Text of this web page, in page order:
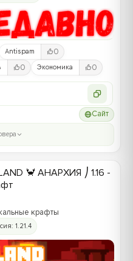
Antispam 0
0 Экономика 0
Сайт
🦀 АНАРХИЯ ⎠ 1.16 -
крафты
1.21.4